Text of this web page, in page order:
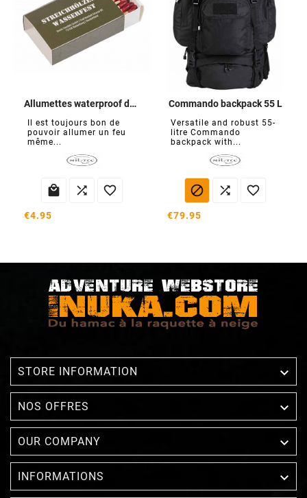
Allumettes waterproof de survie
Il est toujours bon de
pouvoir allumer un feu
même...
  
€4.95
Commando backpack 55 L
Versatile and robust 55-
litre Commando
backpack with...
  
€79.95
STORE INFORMATION 
NOS OFFRES 
OUR COMPANY 
INFORMATIONS 